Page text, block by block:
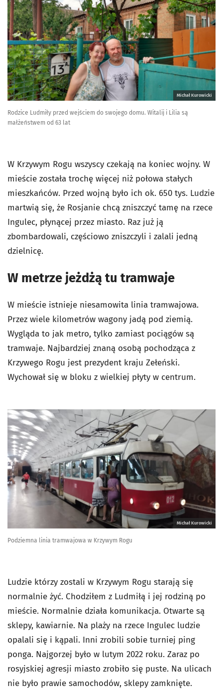
Michał Kurowicki
Rodzice Ludmiły przed wejściem do swojego domu. Witalij i Lilia są
małżeństwem od 63 lat
W Krzywym Rogu wszyscy czekają na koniec wojny. W
mieście została trochę więcej niż połowa stałych
mieszkańców. Przed wojną było ich ok. 650 tys. Ludzie
martwią się, że Rosjanie chcą zniszczyć tamę na rzece
Ingulec, płynącej przez miasto. Raz już ją
zbombardowali, częściowo zniszczyli i zalali jedną
dzielnicę.
W metrze jeżdżą tu tramwaje
W mieście istnieje niesamowita linia tramwajowa.
Przez wiele kilometrów wagony jadą pod ziemią.
Wygląda to jak metro, tylko zamiast pociągów są
tramwaje. Najbardziej znaną osobą pochodząca z
Krzywego Rogu jest prezydent kraju Zełeński.
Wychował się w bloku z wielkiej płyty w centrum.
Michał Kurowicki
Podziemna linia tramwajowa w Krzywym Rogu
Ludzie którzy zostali w Krzywym Rogu starają się
normalnie żyć. Chodziłem z Ludmiłą i jej rodziną po
mieście. Normalnie działa komunikacja. Otwarte są
sklepy, kawiarnie. Na plaży na rzece Ingulec ludzie
opalali się i kąpali. Inni zrobili sobie turniej ping
ponga. Najgorzej było w lutym 2022 roku. Zaraz po
rosyjskiej agresji miasto zrobiło się puste. Na ulicach
nie było prawie samochodów, sklepy zamknięte.